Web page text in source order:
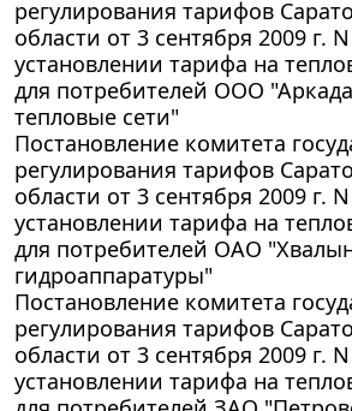
регулирования тарифов
области от 3 сентября 2009 г.
установлении тарифа на
для потребителей ООО
тепловые сети"
Постановление комитета
регулирования тарифов
области от 3 сентября 2009 г.
установлении тарифа на
для потребителей ОАО
гидроаппаратуры"
Постановление комитета
регулирования тарифов
области от 3 сентября 2009 г.
установлении тарифа на